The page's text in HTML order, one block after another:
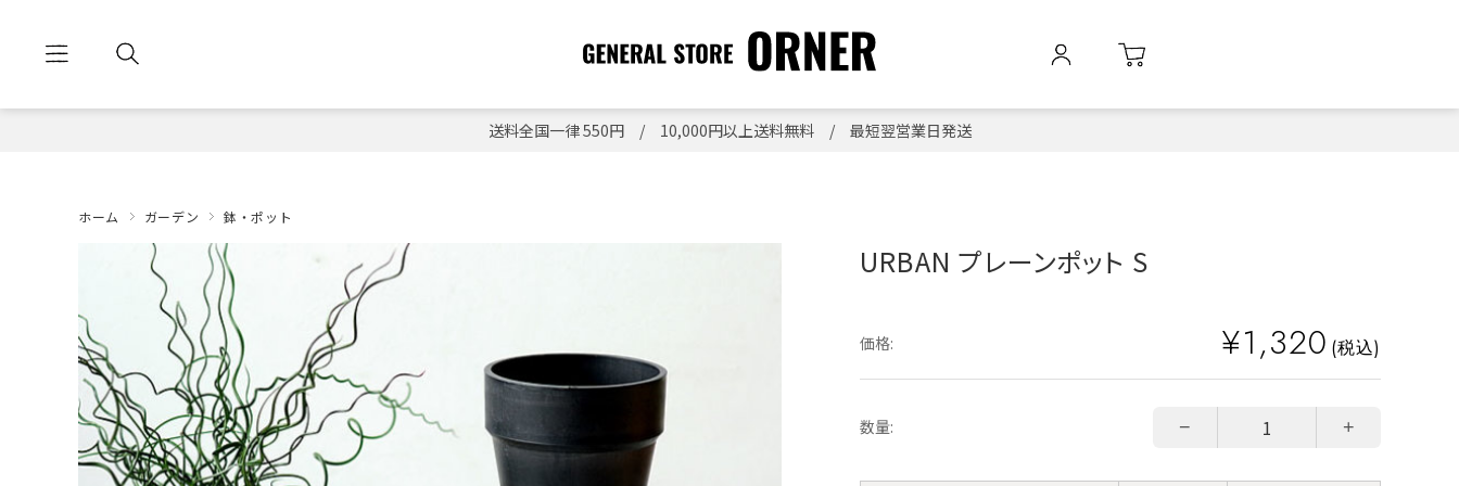
送料全国一律 550円 / 10,000円以上送料無料 / 最短翌営業日発送
ホーム ガーデン 鉢・ポット
URBAN プレーンポット S
価格: ¥1,320 (税込)
数量: − +